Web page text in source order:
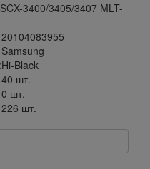
3400/3405/3407 MLT-
20104083955
Samsung
Hi-Black
40 шт.
0 шт.
226 шт.